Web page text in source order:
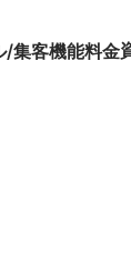
/集客機能料金